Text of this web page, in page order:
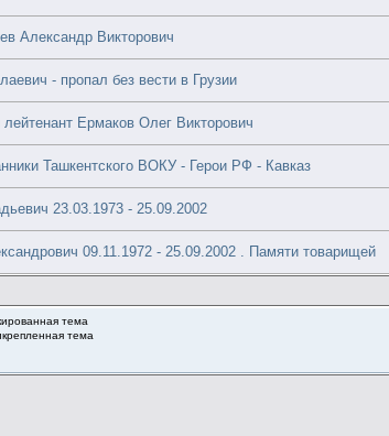
Александр Викторович
- пропал без вести в Грузии
лейтенант Ермаков Олег Викторович
Ташкентского ВОКУ - Герои РФ - Кавказ
23.03.1973 - 25.09.2002
09.11.1972 - 25.09.2002 . Памяти товарищей
тема
тема